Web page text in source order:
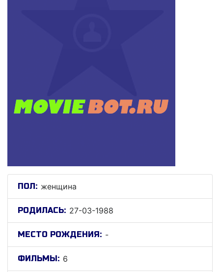
ПОЛ: женщина
РОДИЛАСЬ: 27-03-1988
МЕСТО РОЖДЕНИЯ: -
ФИЛЬМЫ: 6